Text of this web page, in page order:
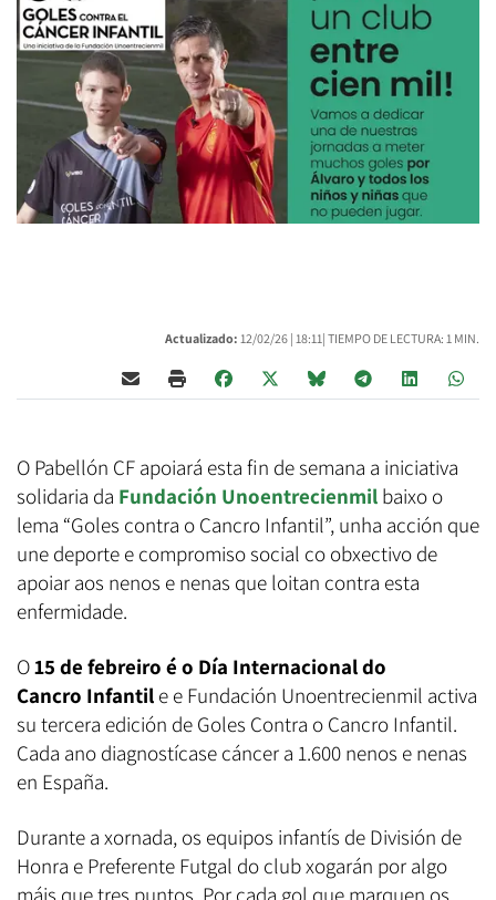
Actualizado: 12/02/26 | 18:11| TIEMPO DE LECTURA: 1 MIN.
O Pabellón CF apoiará esta fin de semana a iniciativa
solidaria da Fundación Unoentrecienmil baixo o
lema “Goles contra o Cancro Infantil”, unha acción que
une deporte e compromiso social co obxectivo de
apoiar aos nenos e nenas que loitan contra esta
enfermidade.
O15 de febreiro é o Día Internacional do
Cancro Infantil e e Fundación Unoentrecienmil activa
su tercera edición de Goles Contra o Cancro Infantil.
Cada ano diagnostícase cáncer a 1.600 nenos e nenas
en España.
Durante a xornada, os equipos infantís de División de
Honra e Preferente Futgal do club xogarán por algo
máis que tres puntos. Por cada gol que marquen os